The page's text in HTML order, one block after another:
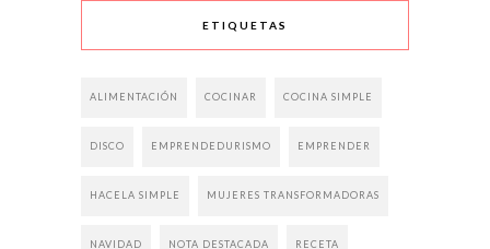
ETIQUETAS
ALIMENTACIÓN COCINAR COCINA SIMPLE
DISCO EMPRENDEDURISMO EMPRENDER
HACELA SIMPLE MUJERES TRANSFORMADORAS
NAVIDAD NOTA DESTACADA RECETA